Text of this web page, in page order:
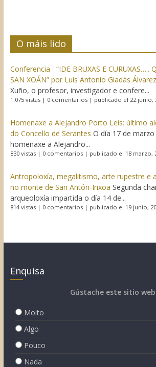
O máis lido
Conferencia “IDE BRUXAS E CURUXAS…..
SAN XOÁN” por Luís Antonio Giadás Álvarez
Xuño, o profesor, investigador e confere...
1.075 vistas| 0 comentarios| publicado el 22 junio,
Homenaxe a Alejandro Porto Leis: último
do Concello de Serantes O día 17 de
homenaxe a Alejandro...
830 vistas| 0 comentarios| publicado el 18 marzo,
Antropoloxía, megalitismo, arte rupestre e
no monte de San Antón-Irixoa Segunda
arqueoloxía impartida o día 14 de...
814 vistas| 0 comentarios| publicado el 19 junio,
Enquisa
Gústache este sitio
Moito
Algo
Pouco
Nada